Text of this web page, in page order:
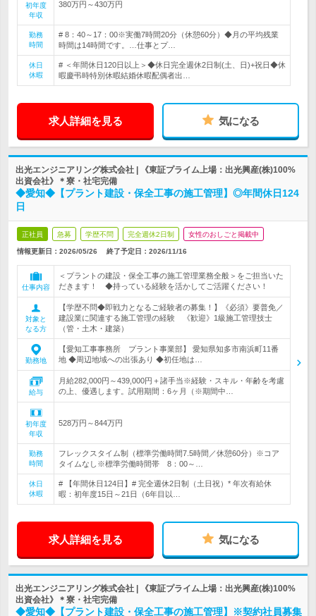
初年度
年収
380万円～430万円
勤務
時間
# 8：40～17：00※実働7時間20分（休憩60分）◆月の平均残業
時間は14時間です。…仕事とプ…
休日
休暇
# ＜年間休日120日以上＞◆休日完全週休2日制(土、日)+祝日◆休
暇慶弔時特別休暇結婚休暇配偶者出…
求人詳細を見る 気になる
出光エンジニアリング株式会社 | 《東証プライム上場：出光興産(株)100%
出資会社》＊寮・社宅完備
◆愛知◆【プラント建設・保全工事の施工管理】◎年間休日124
日
正社員 急募 学歴不問 完全週休2日制 女性のおしごと掲載中
情報更新日：2026/05/26 終了予定日： 2026/11/16
仕事内容
＜プラントの建設・保全工事の施工管理業務全般＞をご担当いた
だきます！ ◆持っている経験を活かしてご活躍ください！
対象と
なる方
【学歴不問◆即戦力となるご経験者の募集！】《必須》要普免／
建設業に関連する施工管理の経験 《歓迎》1級施工管理技士
（管・土木・建築）
勤務地
【愛知工事事務所 プラント事業部】 愛知県知多市南浜町11番
地 ◆周辺地域への出張あり ◆初任地は…
給与
月給282,000円～439,000円＋諸手当※経験・スキル・年齢を考慮
の上、優遇します。試用期間：6ヶ月（※期間中…
初年度
年収
528万円～844万円
勤務
時間
フレックスタイム制（標準労働時間7.5時間／休憩60分）※コア
タイムなし※標準労働時間帯 8：00～…
休日
休暇
# 【年間休日124日】# 完全週休2日制（土日祝）* 年次有給休
暇：初年度15日～21日（6年目以…
求人詳細を見る 気になる
出光エンジニアリング株式会社 | 《東証プライム上場：出光興産(株)100%
出資会社》＊寮・社宅完備
◆愛知◆【プラント建設・保全工事の施工管理】※契約社員募集